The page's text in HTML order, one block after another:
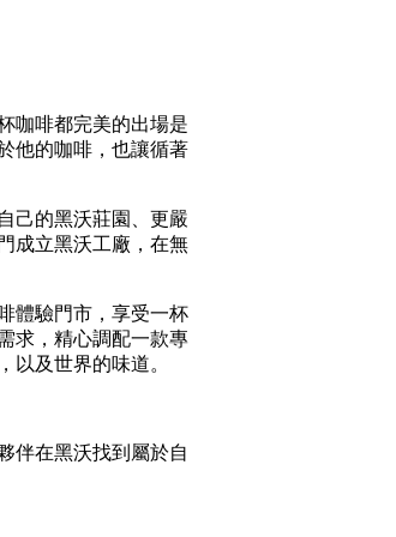
咖啡都完美的出場是
他的咖啡，也讓循著
己的黑沃莊園、更嚴
成立黑沃工廠，在無
體驗門市，享受一杯
求，精心調配一款專
以及世界的味道。
伴在黑沃找到屬於自